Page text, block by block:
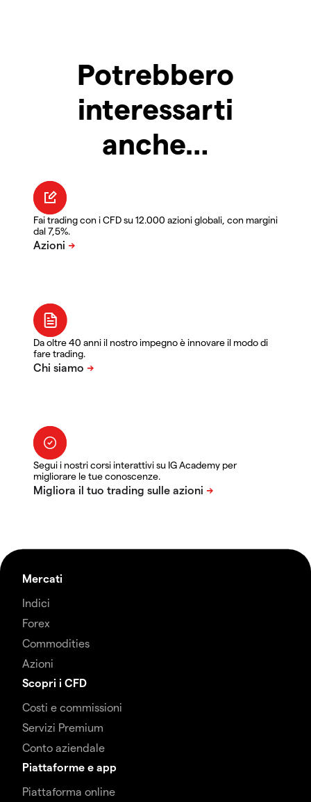
Potrebbero
interessarti
anche…
Fai trading con i CFD su 12.000 azioni globali, con margini
dal 7,5%.
Da oltre 40 anni il nostro impegno è innovare il modo di
fare trading.
Segui i nostri corsi interattivi su IG Academy per
migliorare le tue conoscenze.
Mercati
Indici
Forex
Commodities
Azioni
Scopri i CFD
Costi e commissioni
Servizi Premium
Conto aziendale
Piattaforme e app
Piattaforma online